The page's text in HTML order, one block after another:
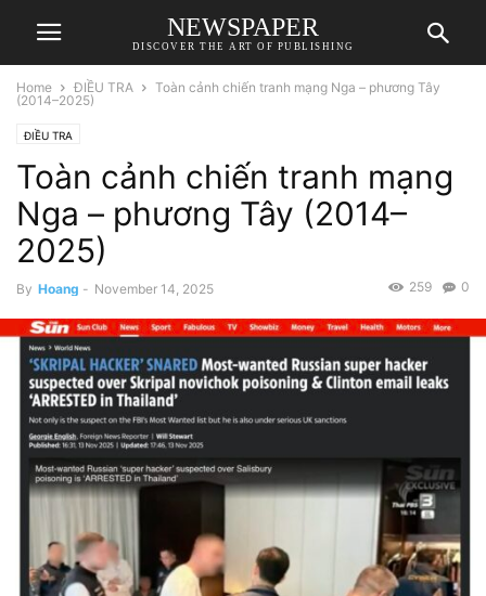
NEWSPAPER
DISCOVER THE ART OF PUBLISHING
Home ĐIỀU TRA
Toàn cảnh chiến tranh mạng Nga – phương Tây
(2014–2025)
ĐIỀU TRA
Toàn cảnh chiến tranh mạng
Nga – phương Tây (2014–
2025)
By Hoang - November 14, 2025 0
259